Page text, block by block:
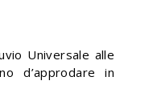
Universale alle
d’approdare in